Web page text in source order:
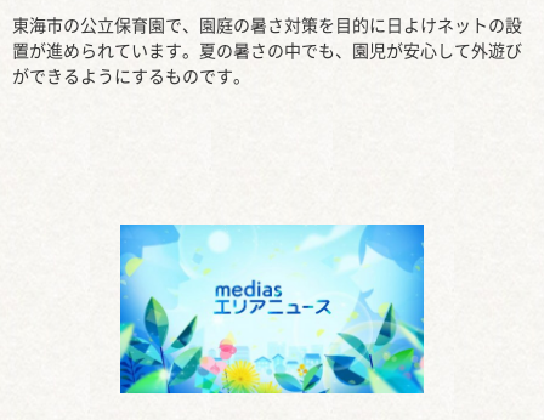
東海市の公立保育園で、園庭の暑さ対策を目的に日よけネットの設
置が進められています。夏の暑さの中でも、園児が安心して外遊び
ができるようにするものです。